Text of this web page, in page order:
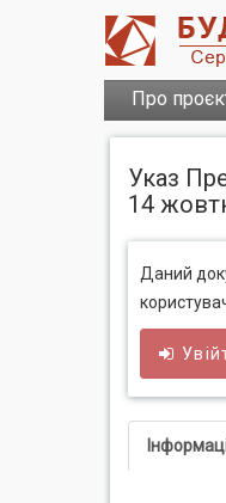
Про
Указ
14
Даний